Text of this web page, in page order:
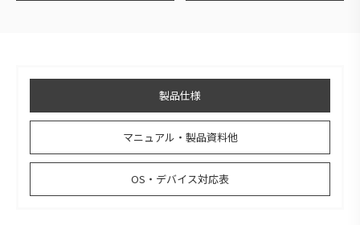
製品仕様
マニュアル・製品資料他
OS・デバイス対応表